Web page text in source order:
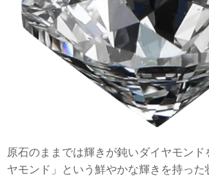
原石のままでは輝きが鈍いダイヤモンド
ヤモンド」という鮮やかな輝きを持った